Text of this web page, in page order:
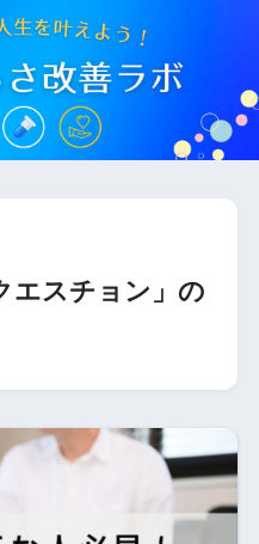
エスチョン」の